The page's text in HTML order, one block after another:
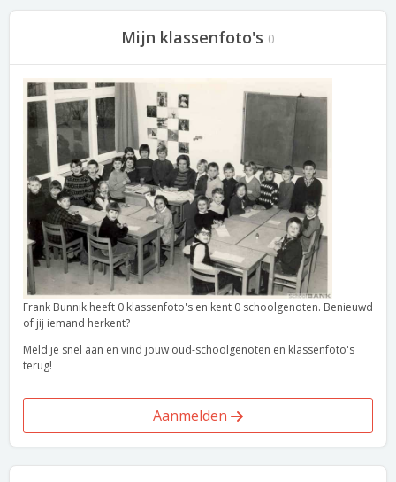
Mijn klassenfoto's 0
Frank Bunnik heeft 0 klassenfoto's en kent 0 schoolgenoten. Benieuwd
of jij iemand herkent?
Meld je snel aan en vind jouw oud-schoolgenoten en klassenfoto's
terug!
Aanmelden